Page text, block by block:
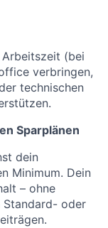
(bei
verbringen,
technischen
Sparplänen
dein
Minimum. Dein
– ohne
Standard- oder